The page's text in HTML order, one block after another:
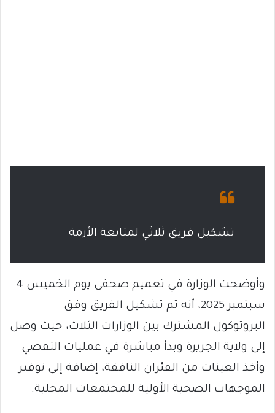
تشكيل فريق ثلاثي لمتابعة الأزمة
وأوضحت الوزارة في تعميم صحفي يوم الخميس 4
سبتمبر 2025، أنه تم تشكيل الفريق وفق
البروتوكول المشترك بين الوزارات الثلاث، حيث وصل
إلى ولاية الجزيرة وبدأ مباشرة في عمليات التقصي
وأخذ العينات من الفئران النافقة، إضافة إلى توفير
الموجهات الصحية الأولية للمجتمعات المحلية.